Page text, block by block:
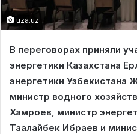
uza.uz
В переговорах приняли
энергетики Казахстана
энергетики Узбекистана
министр водного
Хамроев, министр
Таалайбек Ибраев и